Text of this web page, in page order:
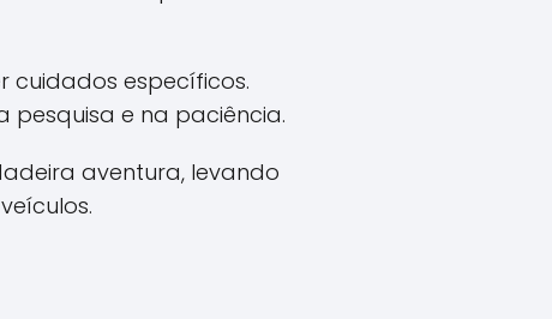
cuidados específicos.
pesquisa e na paciência.
aventura, levando